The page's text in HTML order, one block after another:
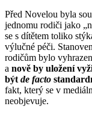
Před Novelou byla
jednomu rodiči jako
se s dítětem toliko
výlučné péči.
rodičům bylo
a nově by uložení
býtde facto
fakt, který se v
neobjevuje.